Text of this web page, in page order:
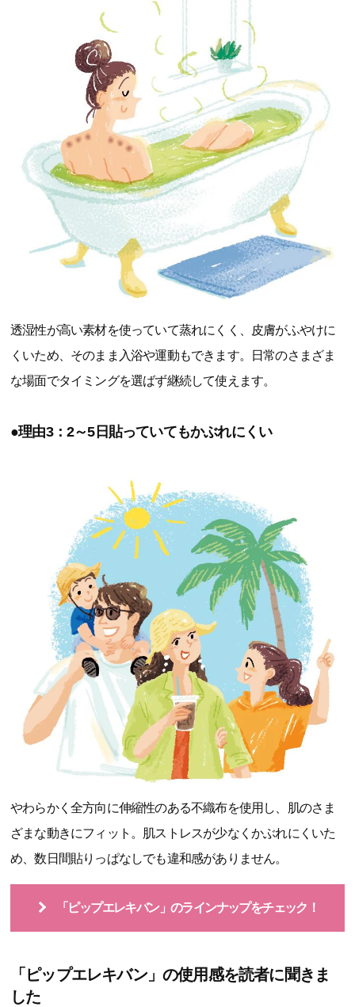
透湿性が高い素材を使っていて蒸れにくく、皮膚がふやけに
くいため、そのまま入浴や運動もできます。日常のさまざま
な場面でタイミングを選ばず継続して使えます。
●理由3：2～5日貼っていてもかぶれにくい
やわらかく全方向に伸縮性のある不織布を使用し、肌のさま
ざまな動きにフィット。肌ストレスが少なくかぶれにくいた
め、数日間貼りっぱなしでも違和感がありません。
「ピップエレキバン」のラインナップをチェック！
「ピップエレキバン」の使用感を読者に聞きま
した